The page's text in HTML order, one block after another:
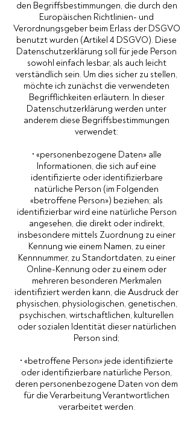
den Begriffsbestimmungen, die durch den
Europäischen Richtlinien- und
Verordnungsgeber beim Erlass der DSGVO
benutzt wurden (Artikel 4 DSGVO). Diese
Datenschutzerklärung soll für jede Person
sowohl einfach lesbar, als auch leicht
verständlich sein. Um dies sicher zu stellen,
möchte ich zunächst die verwendeten
Begrifflichkeiten erläutern. In dieser
Datenschutzerklärung werden unter
anderem diese Begriffsbestimmungen
verwendet:
• «personenbezogene Daten» alle
Informationen, die sich auf eine
identifizierte oder identifizierbare
natürliche Person (im Folgenden
«betroffene Person») beziehen; als
identifizierbar wird eine natürliche Person
angesehen, die direkt oder indirekt,
insbesondere mittels Zuordnung zu einer
Kennung wie einem Namen, zu einer
Kennnummer, zu Standortdaten, zu einer
Online-Kennung oder zu einem oder
mehreren besonderen Merkmalen
identifiziert werden kann, die Ausdruck der
physischen, physiologischen, genetischen,
psychischen, wirtschaftlichen, kulturellen
oder sozialen Identität dieser natürlichen
Person sind;
• «betroffene Person» jede identifizierte
oder identifizierbare natürliche Person,
deren personenbezogene Daten von dem
für die Verarbeitung Verantwortlichen
verarbeitet werden.